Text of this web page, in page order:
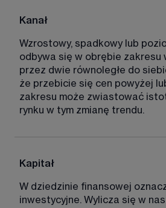
Kanał
Wzrostowy, spadkowy lub
odbywa się w obrębie zakresu
przez dwie równoległe do
że przebicie się cen powyżej
zakresu może zwiastować
rynku w tym zmianę trendu.
Kapitał
W dziedzinie finansowej
inwestycyjne. Wylicza się w